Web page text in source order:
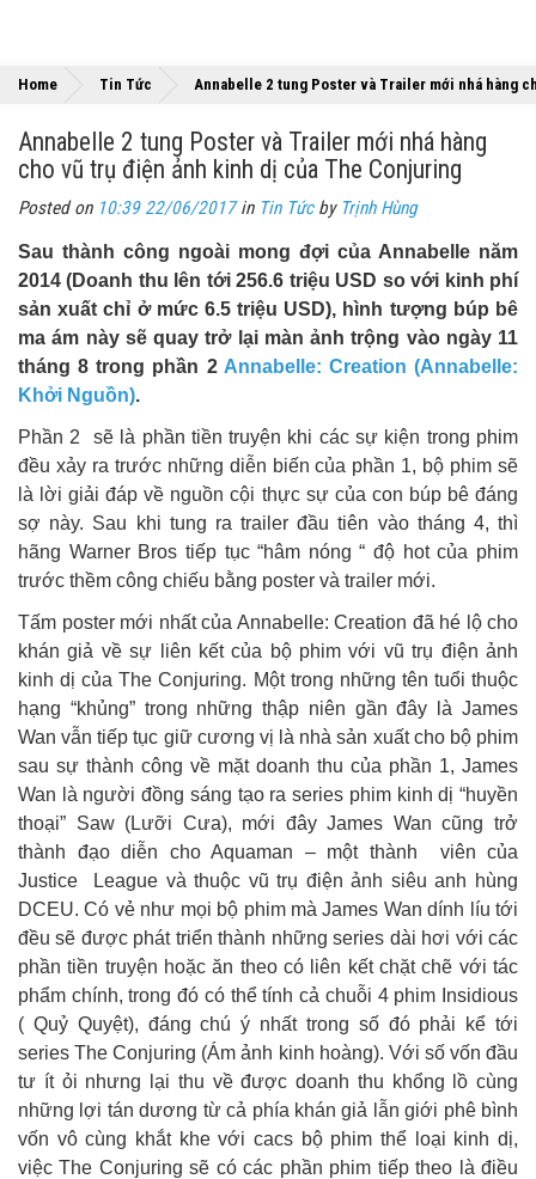
Home Tin Tức Annabelle 2 tung Poster và Trailer mới nhá hàng
Annabelle 2 tung Poster và Trailer mới nhá hàng
cho vũ trụ điện ảnh kinh dị của The Conjuring
Posted on 10:39 22/06/2017in Tin Tứcby Trịnh Hùng
Sau thành công ngoài mong đợi của Annabelle năm
2014 (Doanh thu lên tới 256.6 triệu USD so với kinh phí
sản xuất chỉ ở mức 6.5 triệu USD), hình tượng búp bê
ma ám này sẽ quay trở lại màn ảnh trộng vào ngày 11
tháng 8 trong phần 2 Annabelle: Creation (Annabelle:
Khởi Nguồn).
Phần 2 sẽ là phần tiền truyện khi các sự kiện trong phim
đều xảy ra trước những diễn biến của phần 1, bộ phim sẽ
là lời giải đáp về nguồn cội thực sự của con búp bê đáng
sợ này. Sau khi tung ra trailer đầu tiên vào tháng 4, thì
hãng Warner Bros tiếp tục “hâm nóng “ độ hot của phim
trước thềm công chiếu bằng poster và trailer mới.
Tấm poster mới nhất của Annabelle: Creation đã hé lộ cho
khán giả về sự liên kết của bộ phim với vũ trụ điện ảnh
kinh dị của The Conjuring. Một trong những tên tuổi thuộc
hạng “khủng” trong những thập niên gần đây là James
Wan vẫn tiếp tục giữ cương vị là nhà sản xuất cho bộ phim
sau sự thành công về mặt doanh thu của phần 1, James
Wan là người đồng sáng tạo ra series phim kinh dị “huyền
thoại” Saw (Lưỡi Cưa), mới đây James Wan cũng trở
thành đạo diễn cho Aquaman – một thành viên của
Justice League và thuộc vũ trụ điện ảnh siêu anh hùng
DCEU. Có vẻ như mọi bộ phim mà James Wan dính líu tới
đều sẽ được phát triển thành những series dài hơi với các
phần tiền truyện hoặc ăn theo có liên kết chặt chẽ với tác
phẩm chính, trong đó có thể tính cả chuỗi 4 phim Insidious
( Quỷ Quyệt), đáng chú ý nhất trong số đó phải kể tới
series The Conjuring (Ám ảnh kinh hoàng). Với số vốn đầu
tư ít ỏi nhưng lại thu về được doanh thu khổng lồ cùng
những lợi tán dương từ cả phía khán giả lẫn giới phê bình
vốn vô cùng khắt khe với cacs bộ phim thể loại kinh dị,
việc The Conjuring sẽ có các phần phim tiếp theo là điều